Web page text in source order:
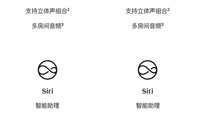
支持立体声组合脚
²
多房间音频脚
³
Siri
智能助理
支持立体声组合脚
²
多房间音频脚
³
Siri
智能助理